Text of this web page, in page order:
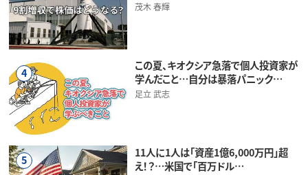
茂木 春輝
4
この夏、キオクシア急落で個人投資家が
学んだこと…自分は暴落パニック…
足立 武志
5
11人に1人は「資産1億6,000万円」超
え！？…米国で「百万ドル…